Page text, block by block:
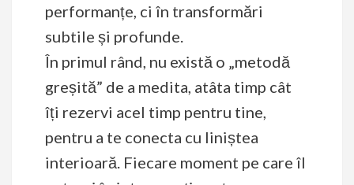
performanțe, ci în transformări
subtile și profunde.
În primul rând, nu există o „metodă
greșită” de a medita, atâta timp cât
îți rezervi acel timp pentru tine,
pentru a te conecta cu liniștea
interioară. Fiecare moment pe care îl